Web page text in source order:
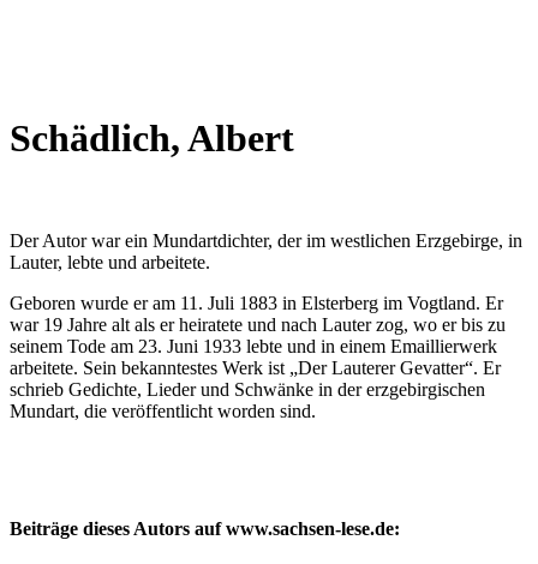
Schädlich, Albert
Der Autor war ein Mundartdichter, der im westlichen Erzgebirge, in
Lauter, lebte und arbeitete.
Geboren wurde er am 11. Juli 1883 in Elsterberg im Vogtland. Er
war 19 Jahre alt als er heiratete und nach Lauter zog, wo er bis zu
seinem Tode am 23. Juni 1933 lebte und in einem Emaillierwerk
arbeitete. Sein bekanntestes Werk ist „Der Lauterer Gevatter“. Er
schrieb Gedichte, Lieder und Schwänke in der erzgebirgischen
Mundart, die veröffentlicht worden sind.
Beiträge dieses Autors auf www.sachsen-lese.de: